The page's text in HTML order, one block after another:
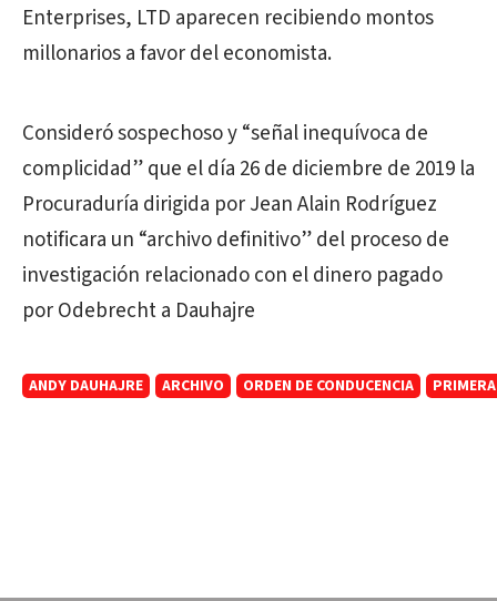
Enterprises, LTD aparecen recibiendo montos
millonarios a favor del economista.
Consideró sospechoso y “señal inequívoca de
complicidad” que el día 26 de diciembre de 2019 la
Procuraduría dirigida por Jean Alain Rodríguez
notificara un “archivo definitivo” del proceso de
investigación relacionado con el dinero pagado
por Odebrecht a Dauhajre
ANDY DAUHAJRE ARCHIVO ORDEN DE CONDUCENCIA